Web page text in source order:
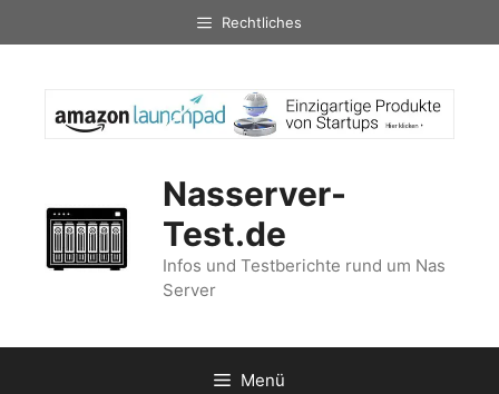
Rechtliches
Nasserver-
Test.de
Infos und Testberichte rund um Nas
Server
Menü